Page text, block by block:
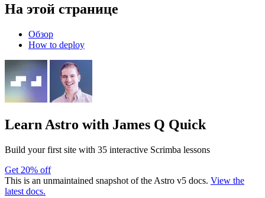
На этой странице
Обзор
How to deploy
Learn Astro with James Q Quick
Build your first site with 35 interactive Scrimba lessons
Get 20% off
This is an unmaintained snapshot of the Astro v5 docs. View the
latest docs.